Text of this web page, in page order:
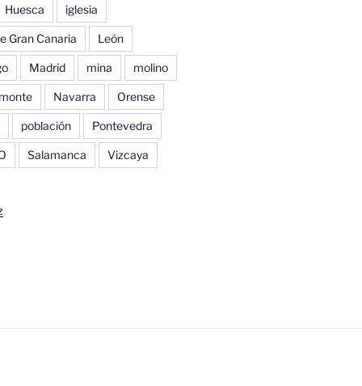
Huesca iglesia
Gran Canaria León
Madrid mina molino
monte Navarra Orense
población Pontevedra
Salamanca Vizcaya